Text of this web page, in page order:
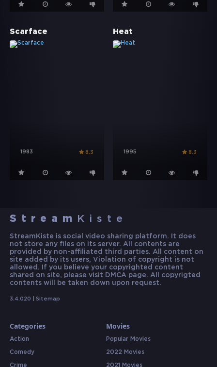
Scarface
1983 8.3
Heat
1995 8.3
Stream Kiste
StreamKiste is social video sharing platform. It does
not store any files on its server. All contents are
provided by non-affiliated third parties. All content on
site added by its users, Violation of copyright is not
allowed. If you believe your copyrighted content
shared on site, please visit DMCA page. All copyrigted
contents will be taken down upon request.
3.4.020 | Sitemap
Categories
Action
Comedy
Crime
Movies
Popular Movies
2022 Movies
2021 Movies